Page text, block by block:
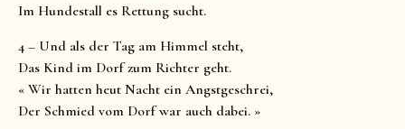
Im Hundestall es Rettung sucht.
4 – Und als der Tag am Himmel steht,
Das Kind im Dorf zum Richter geht.
« Wir hatten heut Nacht ein Angstgeschrei,
Der Schmied vom Dorf war auch dabei. »